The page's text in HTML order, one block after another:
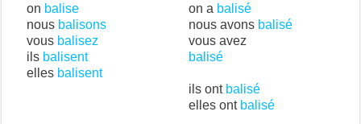
on balise
nous balisons
vous balisez
ils balisent
elles balisent
on a balisé
nous avons balisé
vous avez
balisé
ils ont balisé
elles ont balisé